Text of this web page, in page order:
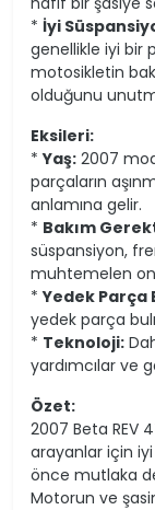
* İyi
genellikle iyi bir
motosikletin
olduğunu
Eksileri:
*Yaş: 2007
parçaların
anlamına gelir.
* Bakım
süspansiyon,
muhtemelen
*Yedek
yedek parça
* Teknoloji:
yardımcılar ve
Özet:
2007 Beta REV
arayanlar için
önce mutlaka
Motorun ve